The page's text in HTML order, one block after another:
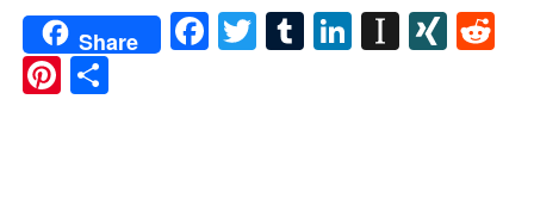
Share Facebook
TwitterTumblrLinkedIn
Pinterest